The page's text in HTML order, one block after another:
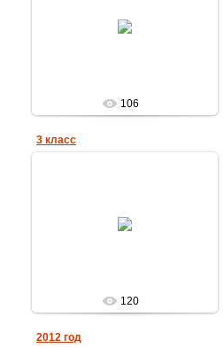
106
3 класс
120
2012 год